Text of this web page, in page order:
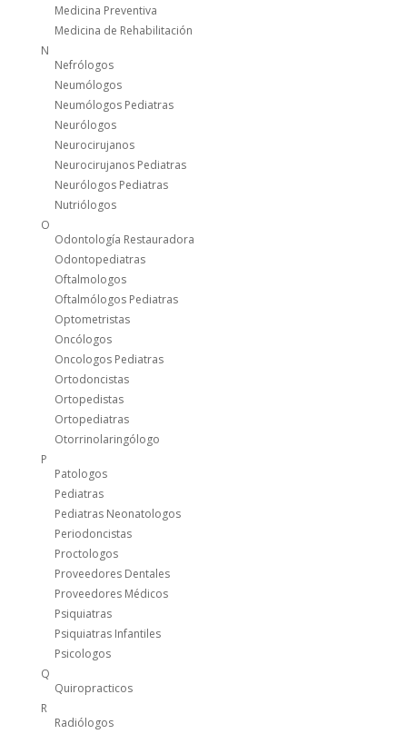
Medicina Preventiva
Medicina de Rehabilitación
N
Nefrólogos
Neumólogos
Neumólogos Pediatras
Neurólogos
Neurocirujanos
Neurocirujanos Pediatras
Neurólogos Pediatras
Nutriólogos
O
Odontología Restauradora
Odontopediatras
Oftalmologos
Oftalmólogos Pediatras
Optometristas
Oncólogos
Oncologos Pediatras
Ortodoncistas
Ortopedistas
Ortopediatras
Otorrinolaringólogo
P
Patologos
Pediatras
Pediatras Neonatologos
Periodoncistas
Proctologos
Proveedores Dentales
Proveedores Médicos
Psiquiatras
Psiquiatras Infantiles
Psicologos
Q
Quiropracticos
R
Radiólogos